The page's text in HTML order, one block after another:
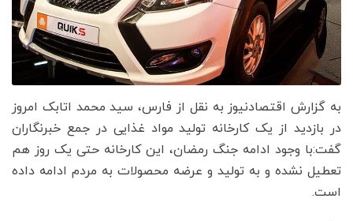
به گزارش اقتصادنیوز به نقل از فارس، سید محمد اتابک امروز
در بازدید از یک کارخانه تولید مواد غذایی در جمع خبرنگاران
گفت:با وجود ادامه‌ جنگ رمضان، این کارخانه حتی یک روز هم
تعطیل نشده و به تولید و عرضه محصولات به مردم ادامه داده
است.